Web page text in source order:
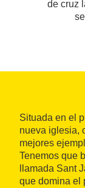
de cruz
Situada en el
nueva iglesia,
mejores
Tenemos que
llamada Sant
que domina el